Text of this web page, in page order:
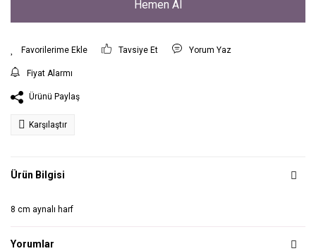
Hemen Al
Tavsiye Et Yorum Yaz
Fiyat Alarmı
Ürünü Paylaş
Karşılaştır
Ürün Bilgisi
8 cm aynalı harf
Yorumlar